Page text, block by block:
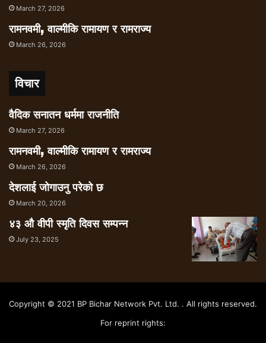
March 27, 2026
रामनवमी, वाल्मीकि रामायण र रामराज्य
March 26, 2026
विचार
वैदिक सनातन धर्ममा राजनीति
March 27, 2026
रामनवमी, वाल्मीकि रामायण र रामराज्य
March 26, 2026
देशलाई जोगाउनु परेको छ
March 20, 2026
४३ औ वीपी स्मृति दिवस सम्पन्न
July 23, 2025
Copyright © 2021 BP Bichar Network Pvt. Ltd. . All rights reserved.
For reprint rights: